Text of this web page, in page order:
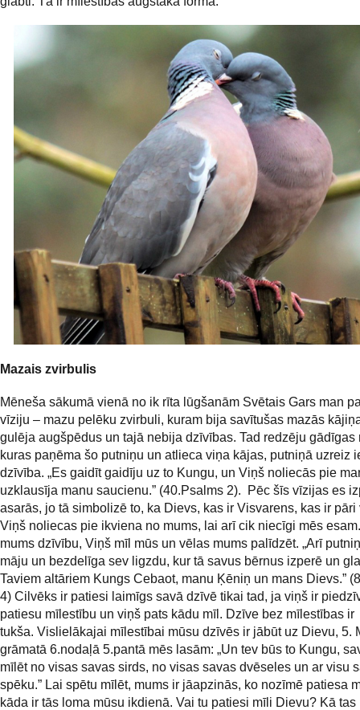
Mazais zvirbulis
Mēneša sākumā vienā no ik rīta lūgšanām Svētais Gars man
vīziju – mazu pelēku zvirbuli, kuram bija savītušas mazās
gulēja augšpēdus un tajā nebija dzīvības. Tad redzēju gādīgas
kuras paņēma šo putniņu un atlieca viņa kājas, putniņā uzreiz
dzīvība. „Es gaidīt gaidīju uz to Kungu, un Viņš noliecās pie
uzklausīja manu saucienu.” (40.Psalms 2). Pēc šīs vīzijas es
asarās, jo tā simbolizē to, ka Dievs, kas ir Visvarens, kas ir pāri
Viņš noliecas pie ikviena no mums, lai arī cik niecīgi mēs
mums dzīvību, Viņš mīl mūs un vēlas mums palīdzēt. „Arī
māju un bezdelīga sev ligzdu, kur tā savus bērnus izperē un
Taviem altāriem Kungs Cebaot, manu Ķēniņ un mans Dievs.”
4) Cilvēks ir patiesi laimīgs savā dzīvē tikai tad, ja viņš ir
patiesu mīlestību un viņš pats kādu mīl. Dzīve bez mīlestības ir
tukša. Vislielākajai mīlestībai mūsu dzīvēs ir jābūt uz Dievu, 5.
grāmatā 6.nodaļā 5.pantā mēs lasām: „Un tev būs to Kungu,
mīlēt no visas savas sirds, no visas savas dvēseles un ar visu
spēku.” Lai spētu mīlēt, mums ir jāapzinās, ko nozīmē patiesa
kāda ir tās loma mūsu ikdienā. Vai tu patiesi mīli Dievu? Kā tas